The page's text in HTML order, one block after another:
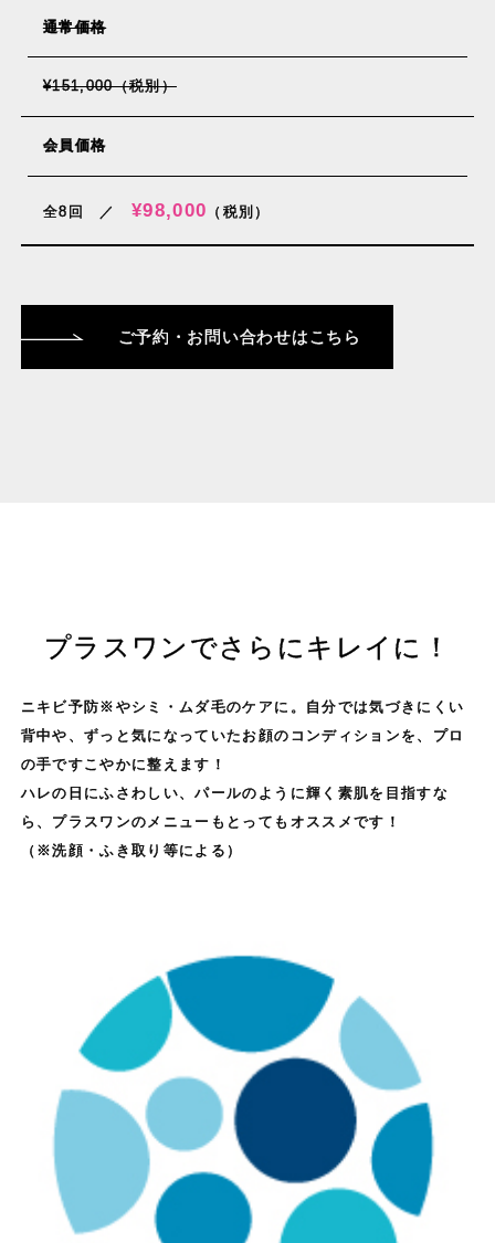
通常価格
¥151,000（税別）
会員価格
全8回 ／ ¥98,000 （税別）
ご予約・お問い合わせはこちら
プラスワンでさらにキレイに！
ニキビ予防※やシミ・ムダ毛のケアに。自分では気づきにくい
背中や、ずっと気になっていたお顔のコンディションを、プロ
の手ですこやかに整えます！
ハレの日にふさわしい、パールのように輝く素肌を目指すな
ら、プラスワンのメニューもとってもオススメです！
（※洗顔・ふき取り等による）